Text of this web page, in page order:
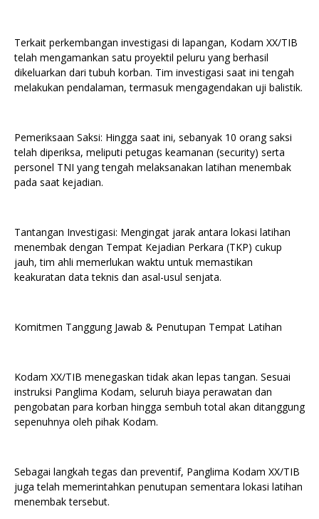
‎Terkait perkembangan investigasi di lapangan, Kodam XX/TIB
telah mengamankan satu proyektil peluru yang berhasil
dikeluarkan dari tubuh korban. Tim investigasi saat ini tengah
melakukan pendalaman, termasuk mengagendakan uji balistik.
‎Pemeriksaan Saksi: Hingga saat ini, sebanyak 10 orang saksi
telah diperiksa, meliputi petugas keamanan (security) serta
personel TNI yang tengah melaksanakan latihan menembak
pada saat kejadian.
‎Tantangan Investigasi: Mengingat jarak antara lokasi latihan
menembak dengan Tempat Kejadian Perkara (TKP) cukup
jauh, tim ahli memerlukan waktu untuk memastikan
keakuratan data teknis dan asal-usul senjata.
‎Komitmen Tanggung Jawab & Penutupan Tempat Latihan
‎Kodam XX/TIB menegaskan tidak akan lepas tangan. Sesuai
instruksi Panglima Kodam, seluruh biaya perawatan dan
pengobatan para korban hingga sembuh total akan ditanggung
sepenuhnya oleh pihak Kodam.
‎Sebagai langkah tegas dan preventif, Panglima Kodam XX/TIB
juga telah memerintahkan penutupan sementara lokasi latihan
menembak tersebut.